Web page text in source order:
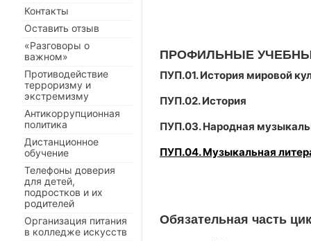
ПРОФИЛЬНЫЕ
ПУП.01. История мировой
ПУП.02. История
ПУП.03. Народная
ПУП.04. Музыкальная
Обязательная часть
Контакты
Оставить отзыв
«Разговоры о
важном»
Противодействие
терроризму и
экстремизму
Антикоррупционная
политика
Дистанционное
обучение
Телефоны доверия
для детей,
подростков и их
родителей
Организация питания
в колледже искусств